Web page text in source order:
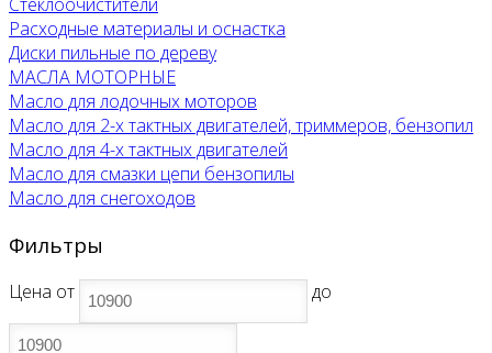
Стеклоочистители
Расходные материалы и оснастка
Диски пильные по дереву
МАСЛА МОТОРНЫЕ
Масло для лодочных моторов
Масло для 2-х тактных двигателей, триммеров, бензопил
Масло для 4-х тактных двигателей
Масло для смазки цепи бензопилы
Масло для снегоходов
Фильтры
Цена от до